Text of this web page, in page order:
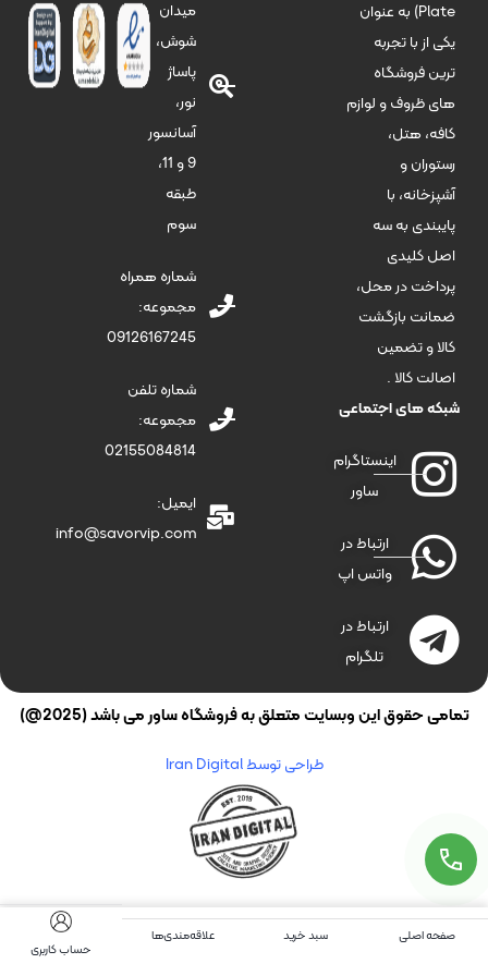
Plate) به عنوان
یکی از با تجربه
ترین فروشگاه
های ظروف و لوازم
کافه، هتل،
رستوران و
آشپزخانه، با
پایبندی به سه
اصل کلیدی
پرداخت در محل،
ضمانت بازگشت
کالا و تضمین
اصالت کالا .
شبکه های اجتماعی
اینستاگرام
ساور
ارتباط در
واتس اپ
ارتباط در
تلگرام
میدان
شوش،
پاساژ
نور،
آسانسور
9 و 11،
طبقه
سوم
شماره همراه
مجموعه:
09126167245
شماره تلفن
مجموعه:
02155084814
ایمیل:
info@savorvip.com
تمامی حقوق این وبسایت متعلق به فروشگاه ساور می باشد (2025@)
طراحی توسط Iran Digital
صفحه اصلی سبد خرید علاقه‌مندی‌ها
حساب کاربری